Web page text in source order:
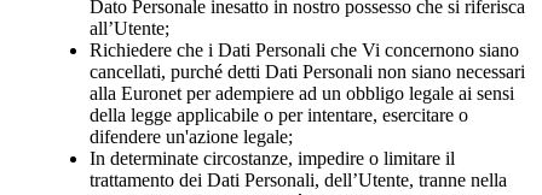
Dato Personale inesatto in nostro possesso che si riferisca
all’Utente;
Richiedere che i Dati Personali che Vi concernono siano
cancellati, purché detti Dati Personali non siano necessari
alla Euronet per adempiere ad un obbligo legale ai sensi
della legge applicabile o per intentare, esercitare o
difendere un'azione legale;
In determinate circostanze, impedire o limitare il
trattamento dei Dati Personali, dell’Utente, tranne nella